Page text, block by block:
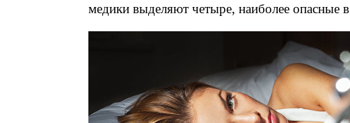
медики выделяют четыре, наиболее опасные